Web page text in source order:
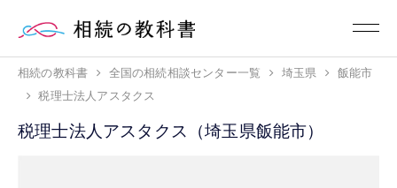
相続の教科書 全国の相続相談センター一覧 埼玉県
飯能市
税理士法人アスタクス
税理士法人アスタクス（埼玉県飯能市）